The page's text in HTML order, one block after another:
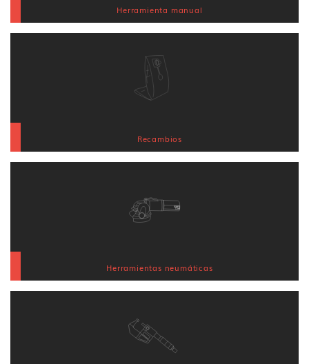
Herramienta manual
Recambios
Herramientas neumáticas